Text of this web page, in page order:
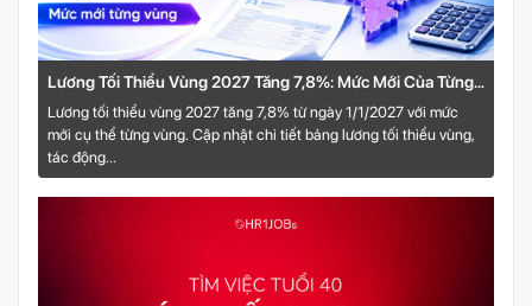
Lương Tối Thiểu Vùng 2027 Tăng 7,8%: Mức Mới Của Từng
Vùng
Lương tối thiểu vùng 2027 tăng 7,8% từ ngày 1/1/2027 với mức
mới cụ thể từng vùng. Cập nhật chi tiết bảng lương tối thiểu vùng,
tác động...